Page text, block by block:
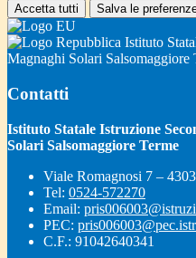
Accetta tutti Salva le
Istituto
Magnaghi Solari Salsomaggiore
Contatti
Istituto Statale Istruzione
Solari Salsomaggiore Terme
Viale Romagnosi 7 –
Tel: 0524-572270
Email:
PEC:
C.F.: 91042640341